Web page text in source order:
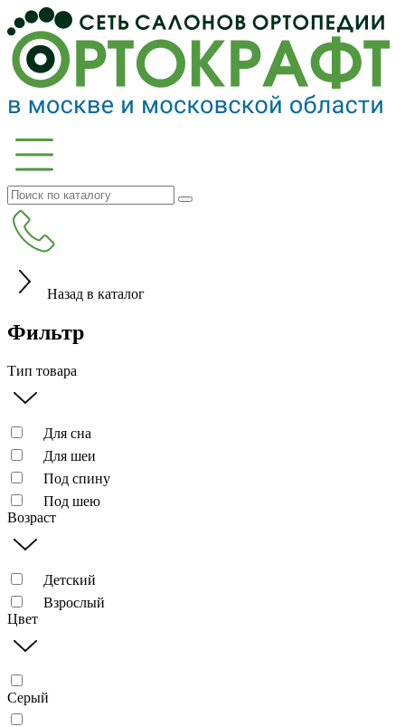
Назад в каталог
Фильтр
Тип товара
Для сна
Для шеи
Под спину
Под шею
Возраст
Детский
Взрослый
Цвет
Серый